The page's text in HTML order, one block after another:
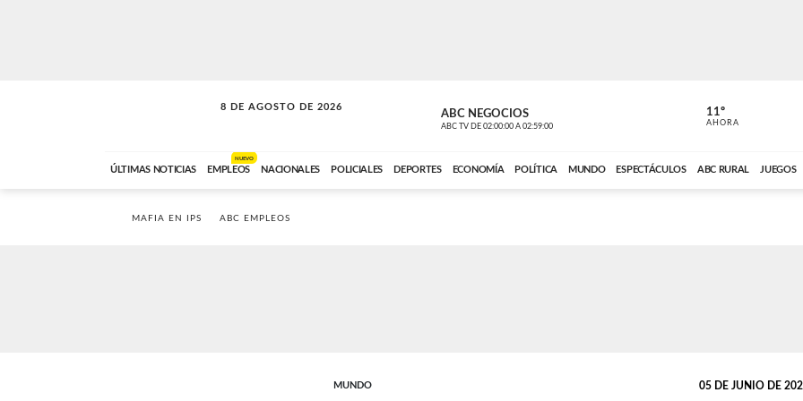
8 DE AGOSTO DE 2026
SOLO MÚSICA ABC NEGOCIOS
ABC TV DE 02:00:00 A 02:59:00 ABC CARDINAL
11º
AHORA
ÚLTIMAS NOTICIAS EMPLEOS
NUEVO
NACIONALES POLICIALES DEPORTES ECONOMÍA POLÍTICA MUNDO ESPECTÁCULOS ABC RURAL JUEGOS
MAFIA EN IPS ABC EMPLEOS
MUNDO 05 DE JUNIO DE